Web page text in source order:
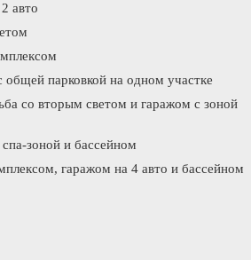
авто
общей парковкой на одном участке
со вторым светом и гаражом с зоной
зоной и бассейном
гаражом на 4 авто и бассейном